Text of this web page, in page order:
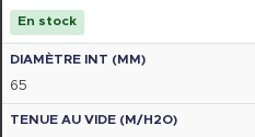
En stock
65